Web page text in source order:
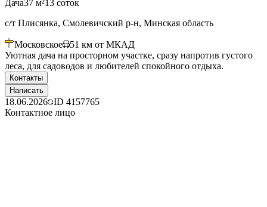
Дача37 м²13 соток
с/т Плисянка, Смолевичский р-н, Минская область
Московское 51 км от МКАД
Уютная дача на просторном участке, сразу напротив густого
леса, для садоводов и любителей спокойного отдыха.
Контакты
Написать
18.06.2026 ID 4157765
Контактное лицо